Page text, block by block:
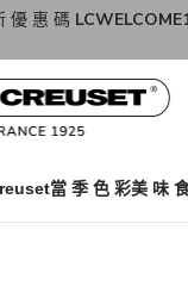
優 惠 碼
當 季 色 彩美 味